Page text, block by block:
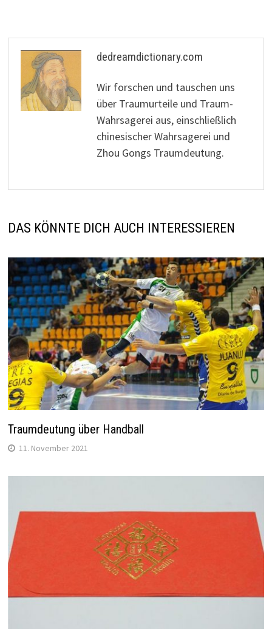
dedreamdictionary.com
Wir forschen und tauschen uns
über Traumurteile und Traum-
Wahrsagerei aus, einschließlich
chinesischer Wahrsagerei und
Zhou Gongs Traumdeutung.
DAS KÖNNTE DICH AUCH INTERESSIEREN
Traumdeutung über Handball
11. November 2021